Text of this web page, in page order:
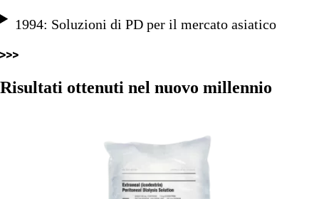
1994: Soluzioni di PD per il mercato asiatico
Risultati ottenuti nel nuovo millennio